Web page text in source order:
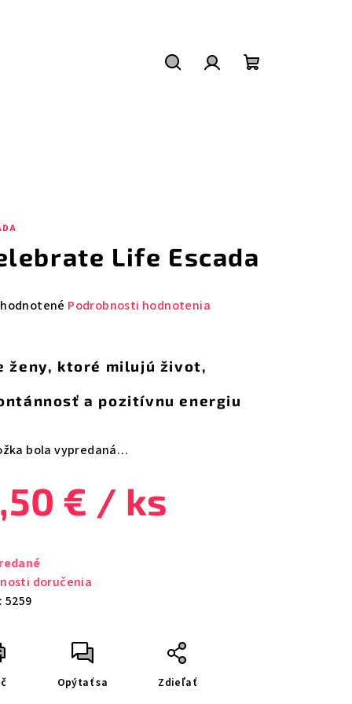
Life Escada
Podrobnosti hodnotenia
ženy, ktoré milujú život,
a pozitívnu energiu
bola vypredaná…
€ / ks
doručenia
5259
Opýtať sa Zdieľať